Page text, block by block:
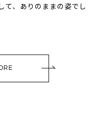
て、ありのままの姿でし